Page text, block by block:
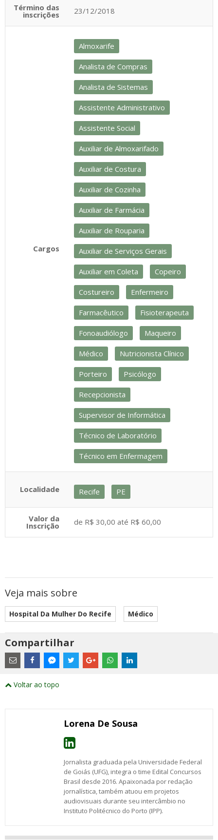
Término das
inscrições 23/12/2018
Cargos
Almoxarife
Analista de Compras
Analista de Sistemas
Assistente Administrativo
Assistente Social
Auxiliar de Almoxarifado
Auxiliar de Costura
Auxiliar de Cozinha
Auxiliar de Farmácia
Auxiliar de Rouparia
Auxiliar de Serviços Gerais
Auxiliar em Coleta Copeiro
Costureiro Enfermeiro
Farmacêutico Fisioterapeuta
Fonoaudiólogo Maqueiro
Médico Nutricionista Clínico
Porteiro Psicólogo
Recepcionista
Supervisor de Informática
Técnico de Laboratório
Técnico em Enfermagem
Localidade Recife PE
Valor da
Inscrição de R$ 30,00 até R$ 60,00
Veja mais sobre
Hospital Da Mulher Do Recife Médico
Compartilhar
Estes
são
links
externos
abrirão
post post este
post
Voltar ao topo
Lorena De Sousa
Jornalista graduada pela Universidade Federal
de Goiás (UFG), integra o time Edital Concursos
Brasil desde 2016. Apaixonada por redação
jornalística, também atuou em projetos
audiovisuais durante seu intercâmbio no
Instituto Politécnico do Porto (IPP).